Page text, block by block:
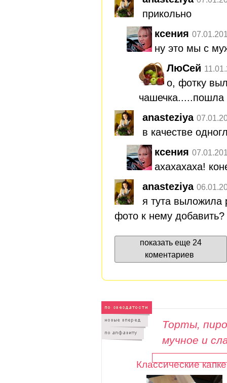
прикольно
ксения
ну это мы с
ЛюСей
о, фотку
чашечка.....пошла
anasteziya
в качестве
ксения
ахахахаха!
anasteziya
я тута выложила
фото к нему добавить?
показать еще 24
коментариев
Торты,
мучное и
Классические